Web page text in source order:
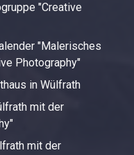
"Creative
"Malerisches
Photography"
in Wülfrath
mit der
mit der